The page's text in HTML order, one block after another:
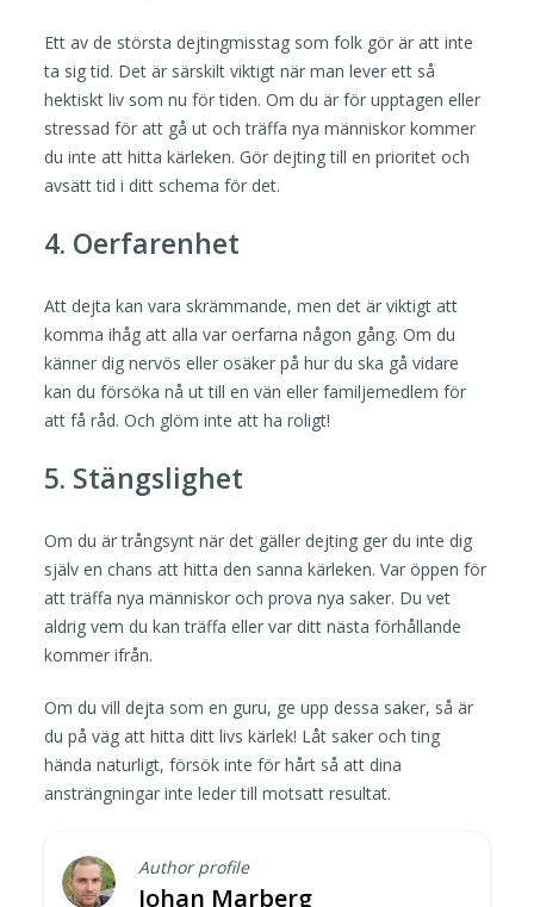
Ett av de största dejtingmisstag som folk gör är att inte
ta sig tid. Det är särskilt viktigt när man lever ett så
hektiskt liv som nu för tiden. Om du är för upptagen eller
stressad för att gå ut och träffa nya människor kommer
du inte att hitta kärleken. Gör dejting till en prioritet och
avsätt tid i ditt schema för det.
4. Oerfarenhet
Att dejta kan vara skrämmande, men det är viktigt att
komma ihåg att alla var oerfarna någon gång. Om du
känner dig nervös eller osäker på hur du ska gå vidare
kan du försöka nå ut till en vän eller familjemedlem för
att få råd. Och glöm inte att ha roligt!
5. Stängslighet
Om du är trångsynt när det gäller dejting ger du inte dig
själv en chans att hitta den sanna kärleken. Var öppen för
att träffa nya människor och prova nya saker. Du vet
aldrig vem du kan träffa eller var ditt nästa förhållande
kommer ifrån.
Om du vill dejta som en guru, ge upp dessa saker, så är
du på väg att hitta ditt livs kärlek! Låt saker och ting
hända naturligt, försök inte för hårt så att dina
ansträngningar inte leder till motsatt resultat.
Author profile
Johan Marberg